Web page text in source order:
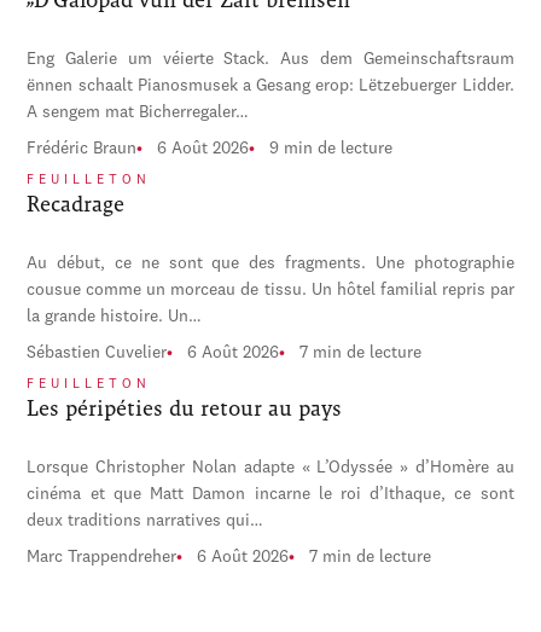
Eng Galerie um véierte Stack. Aus dem Gemeinschaftsraum
ënnen schaalt Pianosmusek a Gesang erop: Lëtzebuerger Lidder.
A sengem mat Bicherregaler…
Frédéric Braun 6 Août 2026 9 min de lecture
FEUILLETON
Recadrage
Au début, ce ne sont que des fragments. Une photographie
cousue comme un morceau de tissu. Un hôtel familial repris par
la grande histoire. Un…
Sébastien Cuvelier 6 Août 2026 7 min de lecture
FEUILLETON
Les péripéties du retour au pays
Lorsque Christopher Nolan adapte « L’Odyssée » d’Homère au
cinéma et que Matt Damon incarne le roi d’Ithaque, ce sont
deux traditions narratives qui…
Marc Trappendreher 6 Août 2026 7 min de lecture